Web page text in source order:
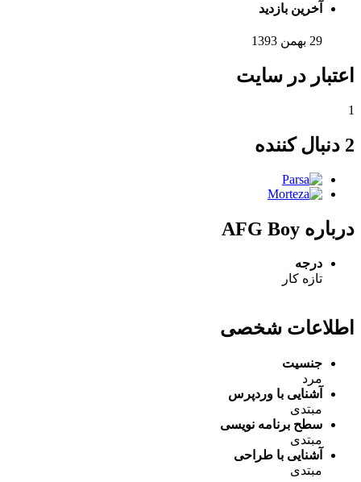
آخرین بازدید
29 بهمن 1393
اعتبار در سایت
1
2 دنبال کننده
درباره AFG Boy
درجه
تازه کار
اطلاعات شخصی
جنسیت
مرد
آشنایی با وردپرس
مبتدی
سطح برنامه نویسی
مبتدی
آشنایی با طراحی
مبتدی